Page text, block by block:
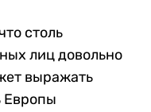
столь
лиц довольно
выражать
Европы